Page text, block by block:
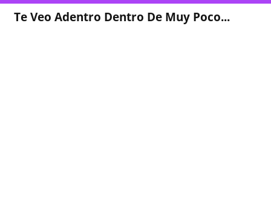
Te Veo Adentro Dentro De Muy Poco...